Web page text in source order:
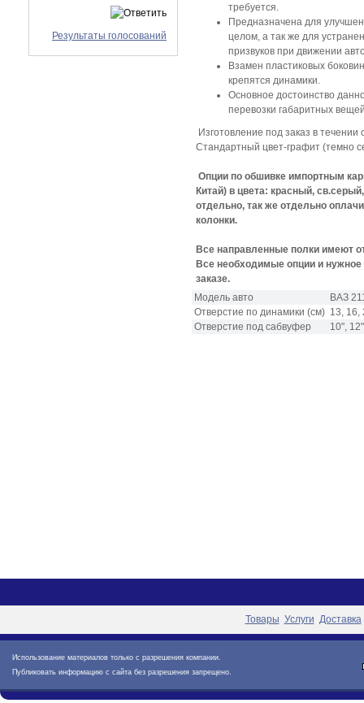
Результаты голосований
требуется.
Предназначена для
целом, а так же для
призвуков при движении
Взамен пластиковых
крепятся динамики.
Основное достоинство
перевозки габаритных
Изготовление под заказ в
Стандартный цвет-графит (темно
Опции по обшивке импортным
Китай) в цвета: красный,
отдельно, так же отдельно
колонки.
Все направленные полки имеют
Все необходимые опции и нужное
заказе.
Модель авто
ВАЗ
Отверстие по динамики (см) 13, 16,
Отверстие под сабвуфер
10", 12"
Товары Услуги Доставка
Использование материалов только с разрешения компании.
Публиковать информацию с сайта без разрешения запрещено.